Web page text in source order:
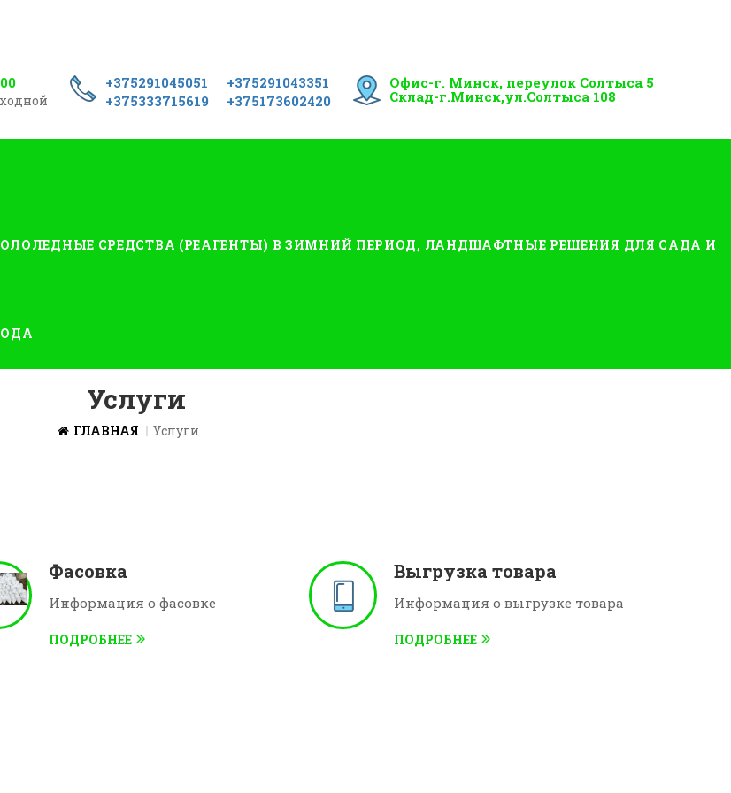
+375291045051
+375333715619
+375291043351
+375173602420
Офис-г. Минск, переулок Солтыса 5
Склад-г.Минск,ул.Солтыса 108
СРЕДСТВА (РЕАГЕНТЫ) В ЗИМНИЙ ПЕРИОД, ЛАНДШАФТНЫЕ РЕШЕНИЯ ДЛЯ САДА И
Услуги
ГЛАВНАЯ Услуги
Фасовка
Информация о фасовке
ПОДРОБНЕЕ
Выгрузка товара
Информация о выгрузке товара
ПОДРОБНЕЕ